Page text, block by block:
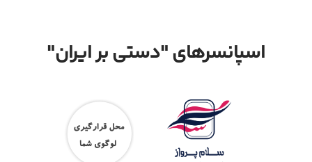
اسپانسرهای "دستی بر ایران"